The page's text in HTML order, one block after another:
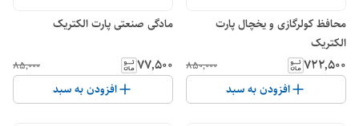
محافظ کولرگازی و یخچال پارت
الکتریک
۷۲۲٬۵۰۰ ۸۵۰٬۰۰۰
افزودن به سبد
مادگی صنعتی پارت الکتریک
۷۷٬۵۰۰ ۸۵٬۰۰۰
افزودن به سبد